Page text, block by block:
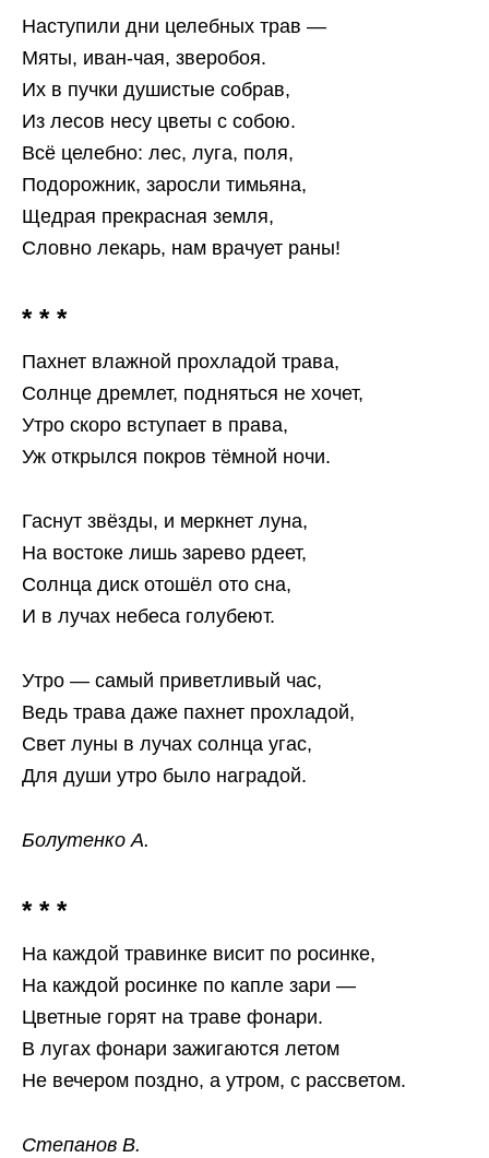
Наступили дни целебных трав —
Мяты, иван-чая, зверобоя.
Их в пучки душистые собрав,
Из лесов несу цветы с собою.
Всё целебно: лес, луга, поля,
Подорожник, заросли тимьяна,
Щедрая прекрасная земля,
Словно лекарь, нам врачует раны!
* * *
Пахнет влажной прохладой трава,
Солнце дремлет, подняться не хочет,
Утро скоро вступает в права,
Уж открылся покров тёмной ночи.
Гаснут звёзды, и меркнет луна,
На востоке лишь зарево рдеет,
Солнца диск отошёл ото сна,
И в лучах небеса голубеют.
Утро — самый приветливый час,
Ведь трава даже пахнет прохладой,
Свет луны в лучах солнца угас,
Для души утро было наградой.
Болутенко А.
* * *
На каждой травинке висит по росинке,
На каждой росинке по капле зари —
Цветные горят на траве фонари.
В лугах фонари зажигаются летом
Не вечером поздно, а утром, с рассветом.
Степанов В.